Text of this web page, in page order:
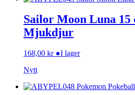
Sailor Moon Luna 15
Mjukdjur
168,00 kr ●I lager
Nytt